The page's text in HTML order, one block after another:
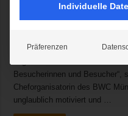
holte die zwei Tagessiege,
auch den Boulderweltcup-
die beiden Tribünen und der
Besucherinnen und Besucher“,
Cheforganisatorin des BWC
unglaublich motiviert und …
Individuelle
Präferenzen